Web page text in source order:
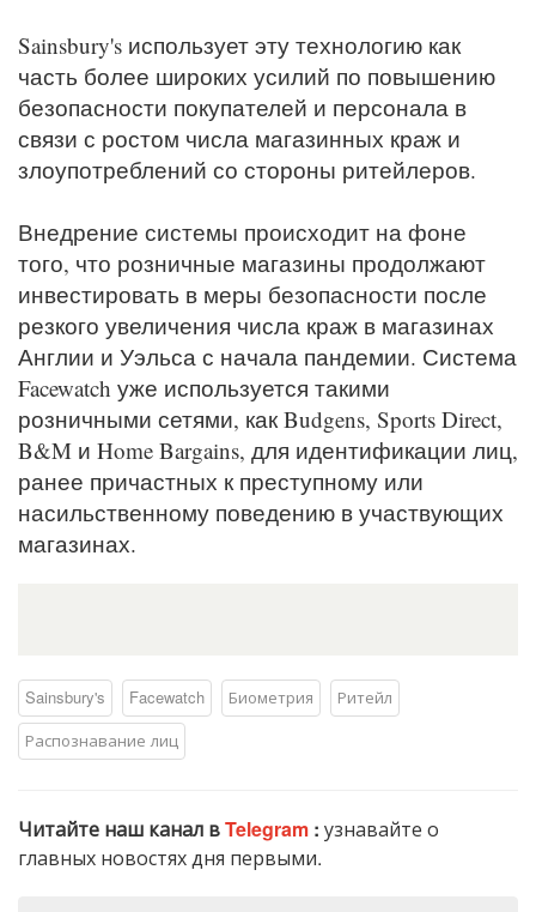
Sainsbury's использует эту технологию как
часть более широких усилий по повышению
безопасности покупателей и персонала в
связи с ростом числа магазинных краж и
злоупотреблений со стороны ритейлеров.
Внедрение системы происходит на фоне
того, что розничные магазины продолжают
инвестировать в меры безопасности после
резкого увеличения числа краж в магазинах
Англии и Уэльса с начала пандемии. Система
Facewatch уже используется такими
розничными сетями, как Budgens, Sports Direct,
B&M и Home Bargains, для идентификации лиц,
ранее причастных к преступному или
насильственному поведению в участвующих
магазинах.
Sainsbury's Facewatch Биометрия
Ритейл
Распознавание лиц
Читайте наш канал вTelegram : узнавайте о
главных новостях дня первыми.